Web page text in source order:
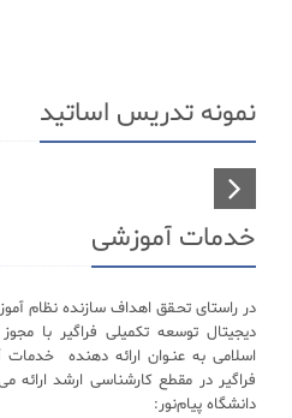
نمونه تدریس اساتید
خدمات آموزشی
در راستای تحـقق اهداف سازنده نظام
دیجیتال توسعه تکمیلی فراگیر با
اسلامی به عنـوان ارائه دهنده
فراگیر در مقطع کارشناسی ارشد
دانشگاه پیام‌نور: